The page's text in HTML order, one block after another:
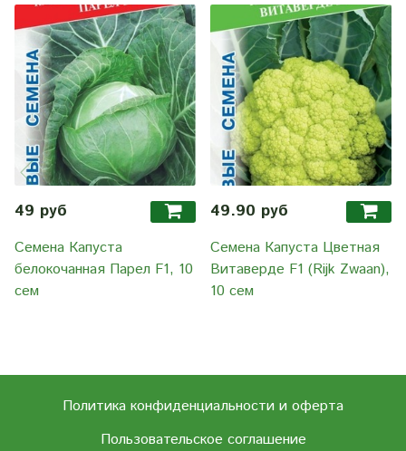
49 руб
Семена Капуста
белокочанная Парел F1, 10
сем
49.90 руб
Семена Капуста Цветная
Витаверде F1 (Rijk Zwaan),
10 сем
Политика конфиденциальности и оферта
Пользовательское соглашение